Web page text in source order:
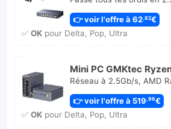
👉 voir l'offre à 62,82€
✅ OKpour Delta, Pop, Ultra
Mini PC GMKtec
Réseau à 2.5Gb/s, AMD
👉 voir l'offre à 519,96€
✅ OKpour Delta, Pop, Ultra